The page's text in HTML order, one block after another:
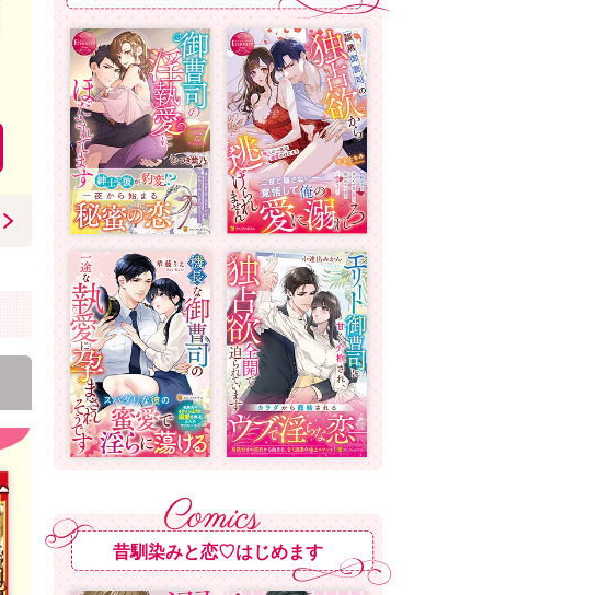
昔馴染みと恋♡はじめます